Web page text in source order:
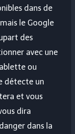
dans de
le Google
des
avec une
ou
détecte un
et vous
dira
dans la